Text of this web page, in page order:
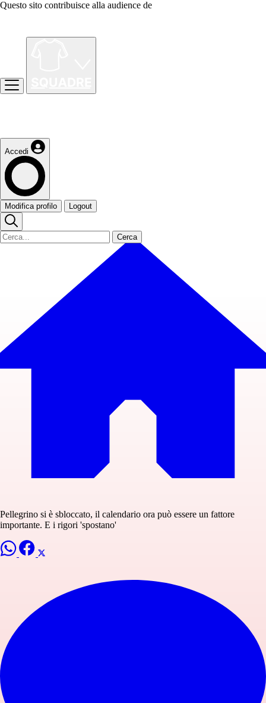
Questo sito contribuisce alla audience de
Accedi
Modifica profilo Logout
Cerca
Pellegrino si è sbloccato, il calendario ora può essere un fattore
importante. E i rigori 'spostano'